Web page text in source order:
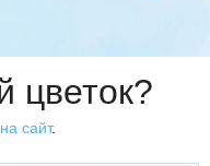
цветок?
сайт.